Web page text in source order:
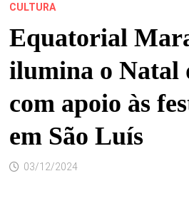
CULTURA
Equatorial
ilumina o Natal
com apoio às
em São Luís
03/12/2024